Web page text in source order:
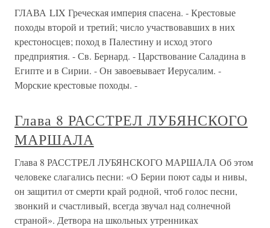
ГЛАВА LIX Греческая империя спасена. - Крестовые
походы второй и третий; число участвовавших в них
крестоносцев; поход в Палестину и исход этого
предприятия. - Св. Бернард. - Царствование Саладина в
Египте и в Сирии. - Он завоевывает Иерусалим. -
Морские крестовые походы. -
Глава 8 РАССТРЕЛ ЛУБЯНСКОГО
МАРШАЛА
Глава 8 РАССТРЕЛ ЛУБЯНСКОГО МАРШАЛА Об этом
человеке слагались песни: «О Берии поют сады и нивы,
он защитил от смерти край родной, чтоб голос песни,
звонкий и счастливый, всегда звучал над солнечной
страной». Детвора на школьных утренниках